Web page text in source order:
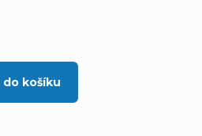
do košíku